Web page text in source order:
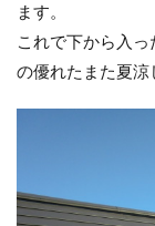
ます。
これで下から入
の優れたまた夏涼